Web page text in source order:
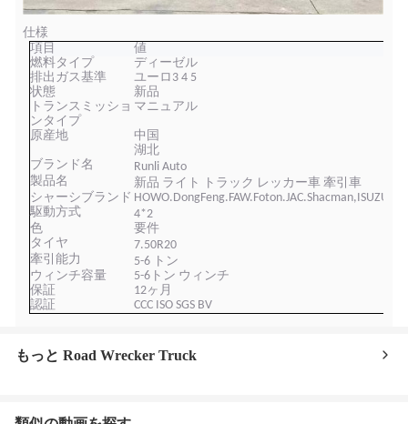
仕様
項目
値
燃料タイプ
ディーゼル
排出ガス基準
ユーロ3 4 5
状態
新品
トランスミッショ
ンタイプ
マニュアル
原産地
中国
湖北
ブランド名
Runli Auto
製品名
新品 ライト
トラック レッカー車 牽引車
シャーシブランド HOWO.DongFeng.FAW.Foton.JAC.Shacman,ISUZU
駆動方式
4*2
色
要件
タイヤ
7.50R20
牽引能力
5-6 トン
ウィンチ容量
5-6トン ウィンチ
保証
12ヶ月
認証
CCC ISO SGS BV
もっと Road Wrecker Truck